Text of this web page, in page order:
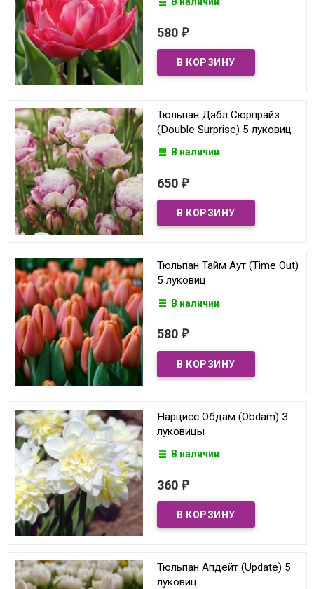
580 ₽
Тюльпан Дабл Сюрпрайз
(Double Surprise) 5 луковиц
В наличии
650 ₽
Тюльпан Тайм Аут (Time Out)
5 луковиц
В наличии
580 ₽
Нарцисс Обдам (Obdam) 3
луковицы
В наличии
360 ₽
Тюльпан Апдейт (Update) 5
луковиц